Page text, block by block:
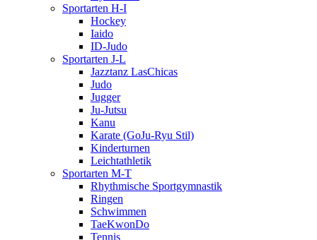
Sportarten H-I
Hockey
Iaido
ID-Judo
Sportarten J-L
Jazztanz LasChicas
Judo
Jugger
Ju-Jutsu
Kanu
Karate (GoJu-Ryu Stil)
Kinderturnen
Leichtathletik
Sportarten M-T
Rhythmische Sportgymnastik
Ringen
Schwimmen
TaeKwonDo
Tennis